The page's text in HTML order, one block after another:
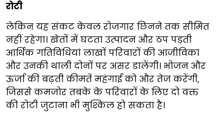
रोटी
लेकिन यह संकट केवल रोजगार छिनने तक सीमित
नहीं रहेगा। खेतों में घटता उत्पादन और ठप पड़ती
आर्थिक गतिविधियां लाखों परिवारों की आजीविका
और उनकी थाली दोनों पर असर डालेंगी। भोजन और
ऊर्जा की बढ़ती कीमतें महंगाई को और तेज करेंगी,
जिससे कमजोर तबके के परिवारों के लिए दो वक्त
की रोटी जुटाना भी मुश्किल हो सकता है।